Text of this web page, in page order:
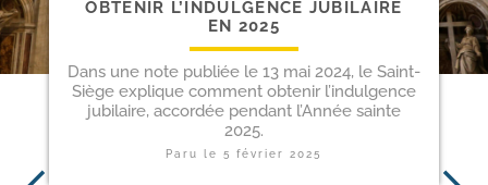
OBTENIR L’INDULGENCE JUBILAIRE
EN 2025
Dans une note publiée le 13 mai 2024, le Saint-
Siège explique comment obtenir l’indulgence
jubilaire, accordée pendant l’Année sainte
2025.
Paru le5 février 2025